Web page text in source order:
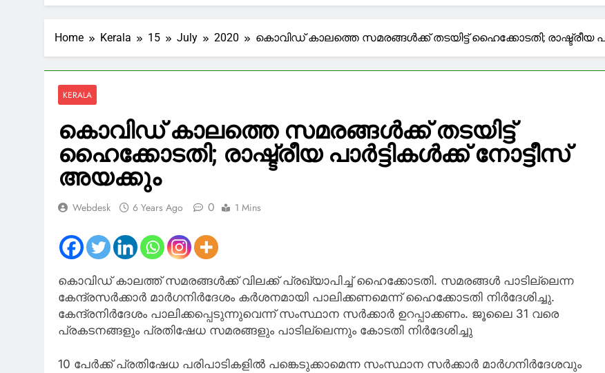
2 Hours Ago
3 Hours Ago
അർജുൻ ആയങ്കിയെ പോലെയുള്ളവർ ക്രിമിനലുകൾ ആയതല്ല,
ഒളിയമ്പുമായി മനു തോമസ്
‘കേരളവും അമേരിക്കയും സഹകരണം ശക്തിപ്പെടുത്തും’; യുഎസ്
3 Hours Ago
‘അവൻ ദുബായിലെത്തിയിട്ട് പുറത്ത് കണ്ടിട്ടില്ല’:
ആസിഫിനെ കേരളത്തിലെത്തിക്കാൻ ഇനി എന്ത്?
4 Hours Ago
Home Kerala 15 July 2020 കൊവിഡ് കാലത്തെ സമരങ്ങള്‍ക്ക് തടയിട്ട് ഹൈക്കോടതി; രാഷ്ട്രീയ
KERALA
കൊവിഡ് കാലത്തെ സമരങ്ങള്‍ക്ക് തടയിട്ട്
ഹൈക്കോടതി; രാഷ്ട്രീയ പാര്‍ട്ടികള്‍ക്ക് നോട്ടീസ്
അയക്കും
Webdesk 6 Years Ago 0 1 Mins
കൊവിഡ് കാലത്ത് സമരങ്ങള്‍ക്ക് വിലക്ക് പ്രഖ്യാപിച്ച് ഹൈക്കോടതി. സമരങ്ങള്‍ പാടില്ലെന്ന
കേന്ദ്രസര്‍ക്കാര്‍ മാര്‍ഗനിര്‍ദേശം കര്‍ശനമായി പാലിക്കണമെന്ന് ഹൈക്കോടതി നിര്‍ദേശിച്ചു.
കേന്ദ്രനിര്‍ദേശം പാലിക്കപ്പെടുന്നുവെന്ന് സംസ്ഥാന സര്‍ക്കാര്‍ ഉറപ്പാക്കണം. ജൂലൈ 31 വരെ
പ്രകടനങ്ങളും പ്രതിഷേധ സമരങ്ങളും പാടില്ലെന്നും കോടതി നിര്‍ദേശിച്ചു
10 പേര്‍ക്ക് പ്രതിഷേധ പരിപാടികളില്‍ പങ്കെടുക്കാമെന്ന സംസ്ഥാന സര്‍ക്കാര്‍ മാര്‍ഗനിര്‍ദേശവും